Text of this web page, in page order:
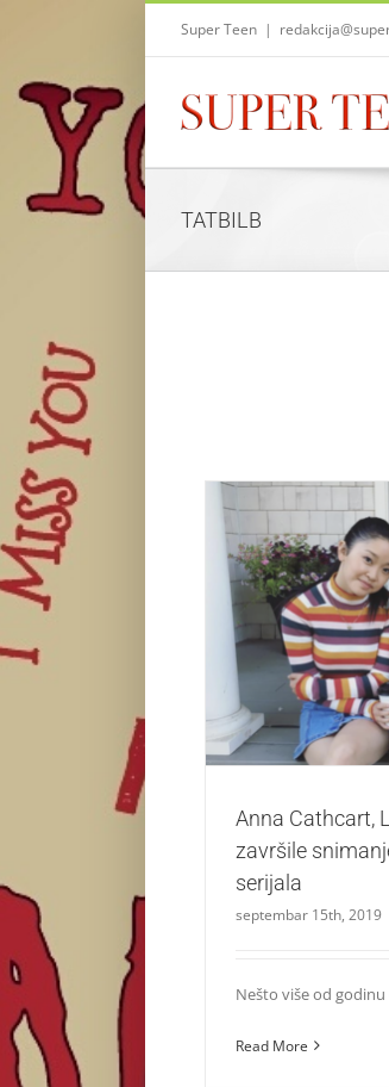
Super Teen |
TATBILB
Anna Cathcart,
snimanje
Anna Cathcart,
završile
serijala
septembar 15th, 2019
Nešto više od
Read More